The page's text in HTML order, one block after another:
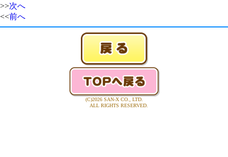
>>次へ
<<前へ
(C)2026 SAN-X CO., LTD.
ALL RIGHTS RESERVED.